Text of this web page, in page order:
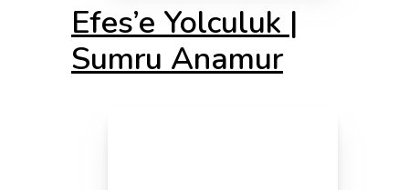
Efes’e Yolculuk |
Sumru Anamur